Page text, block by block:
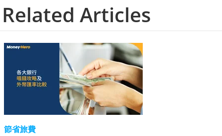
Related Articles
節省旅費